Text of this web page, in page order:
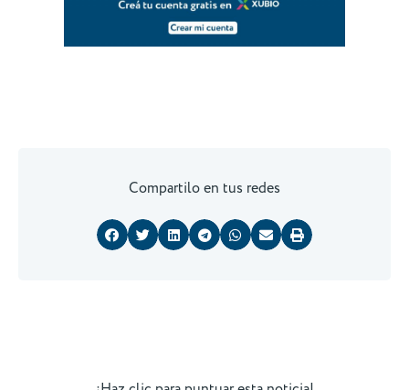
Compartilo en tus redes